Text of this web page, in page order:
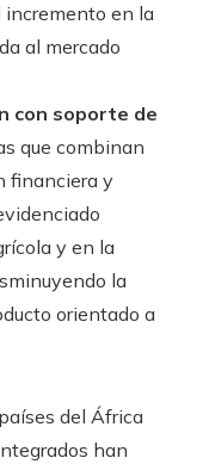
incremento en la
al mercado
con soporte de
que combinan
financiera y
y en la
la
orientado a
del África
han